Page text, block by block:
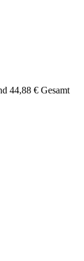
44,88 € Gesamt